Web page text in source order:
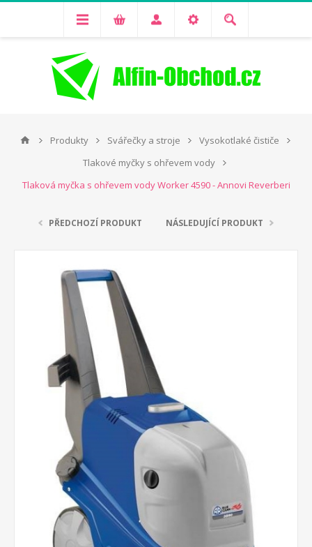
Produkty Svářečky a stroje
Vysokotlaké čističe
Tlakové myčky s ohřevem vody
Tlaková myčka s ohřevem vody Worker 4590 - Annovi Reverberi
PŘEDCHOZÍ PRODUKT NÁSLEDUJÍCÍ PRODUKT